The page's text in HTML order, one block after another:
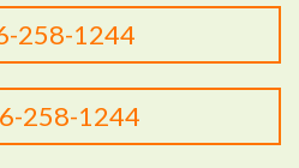
258-1244
258-1244